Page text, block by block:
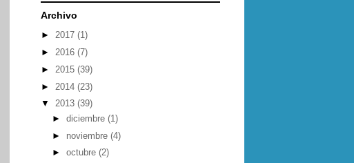
Archivo
► 2017 (1)
► 2016 (7)
► 2015 (39)
► 2014 (23)
▼ 2013 (39)
► diciembre (1)
► noviembre (4)
► octubre (2)